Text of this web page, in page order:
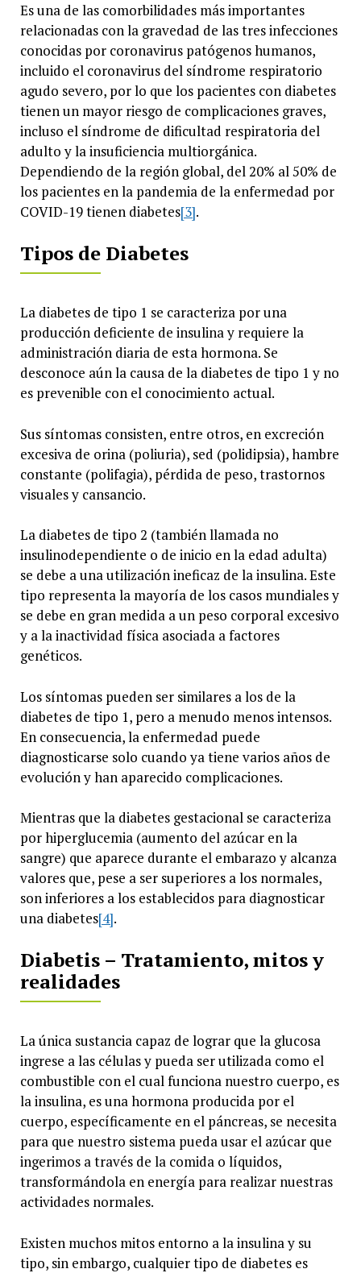
Es una de las comorbilidades más importantes
relacionadas con la gravedad de las tres infecciones
conocidas por coronavirus patógenos humanos,
incluido el coronavirus del síndrome respiratorio
agudo severo, por lo que los pacientes con diabetes
tienen un mayor riesgo de complicaciones graves,
incluso el síndrome de dificultad respiratoria del
adulto y la insuficiencia multiorgánica.
Dependiendo de la región global, del 20% al 50% de
los pacientes en la pandemia de la enfermedad por
COVID-19 tienen diabetes[3].
Tipos de Diabetes
La diabetes de tipo 1 se caracteriza por una
producción deficiente de insulina y requiere la
administración diaria de esta hormona. Se
desconoce aún la causa de la diabetes de tipo 1 y no
es prevenible con el conocimiento actual.
Sus síntomas consisten, entre otros, en excreción
excesiva de orina (poliuria), sed (polidipsia), hambre
constante (polifagia), pérdida de peso, trastornos
visuales y cansancio.
La diabetes de tipo 2 (también llamada no
insulinodependiente o de inicio en la edad adulta)
se debe a una utilización ineficaz de la insulina. Este
tipo representa la mayoría de los casos mundiales y
se debe en gran medida a un peso corporal excesivo
y a la inactividad física asociada a factores
genéticos.
Los síntomas pueden ser similares a los de la
diabetes de tipo 1, pero a menudo menos intensos.
En consecuencia, la enfermedad puede
diagnosticarse solo cuando ya tiene varios años de
evolución y han aparecido complicaciones.
Mientras que la diabetes gestacional se caracteriza
por hiperglucemia (aumento del azúcar en la
sangre) que aparece durante el embarazo y alcanza
valores que, pese a ser superiores a los normales,
son inferiores a los establecidos para diagnosticar
una diabetes[4].
Diabetis – Tratamiento, mitos y
realidades
La única sustancia capaz de lograr que la glucosa
ingrese a las células y pueda ser utilizada como el
combustible con el cual funciona nuestro cuerpo, es
la insulina, es una hormona producida por el
cuerpo, específicamente en el páncreas, se necesita
para que nuestro sistema pueda usar el azúcar que
ingerimos a través de la comida o líquidos,
transformándola en energía para realizar nuestras
actividades normales.
Existen muchos mitos entorno a la insulina y su
tipo, sin embargo, cualquier tipo de diabetes es